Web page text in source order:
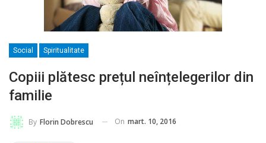
Social Spiritualitate
Copiii plătesc prețul neînțelegerilor din
familie
By Florin Dobrescu On mart. 10, 2016